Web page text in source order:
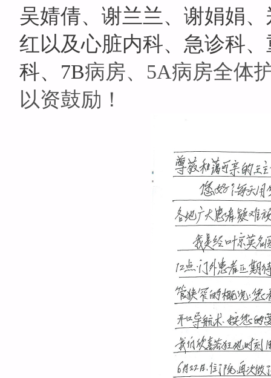
吴婧倩、谢兰兰、谢娟娟
红以及心脏内科、急诊科
科、7B病房、5A病房全体
以资鼓励！